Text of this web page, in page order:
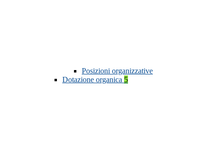
Posizioni organizzative
Dotazione organica 5